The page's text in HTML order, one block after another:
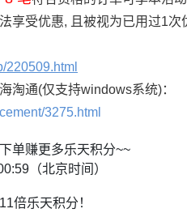
享受优惠, 且被视为已用过1次
220509.html
淘通(仅支持windows系统)：
3275.html
单赚更多乐天积分~~
（北京时间）
倍乐天积分！